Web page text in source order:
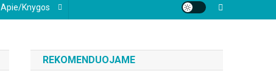
Apie/knygos
REKOMENDUOJAME